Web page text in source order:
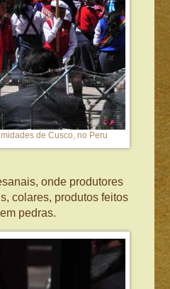
de Cusco, no Peru
onde produtores
colares, produtos feitos
pedras.